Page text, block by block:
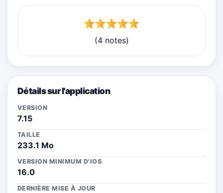
(4 notes)
Détails sur l'application
VERSION
7.15
TAILLE
233.1 Mo
VERSION MINIMUM D'IOS
16.0
DERNIÈRE MISE À JOUR